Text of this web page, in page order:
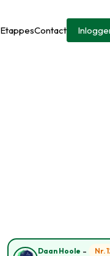
EtappesContact
Daan Hoole -
Nr.